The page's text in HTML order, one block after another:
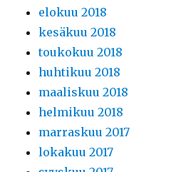
elokuu 2018
kesäkuu 2018
toukokuu 2018
huhtikuu 2018
maaliskuu 2018
helmikuu 2018
marraskuu 2017
lokakuu 2017